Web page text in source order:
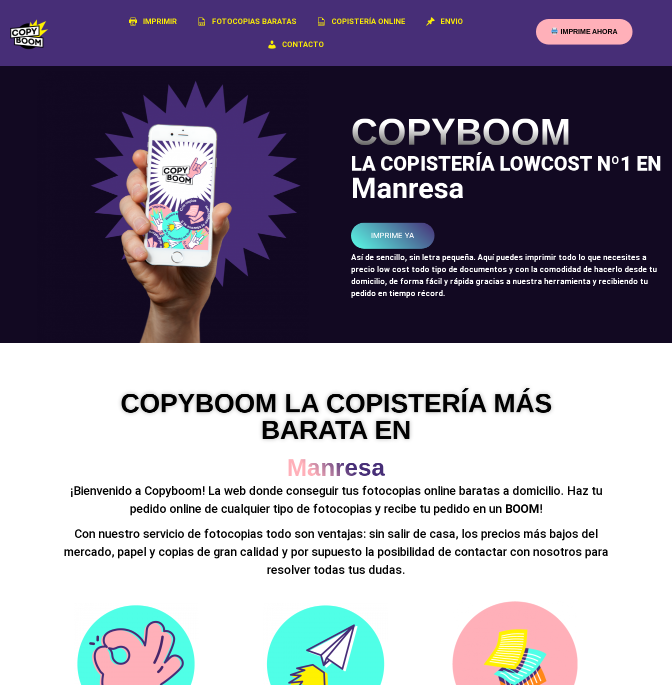
IMPRIMIR FOTOCOPIAS BARATAS COPISTERÍA ONLINE ENVIO
CONTACTO
IMPRIME AHORA
COPYBOOM
LA COPISTERÍA LOWCOST Nº1 EN
Manresa
IMPRIME YA
Así de sencillo, sin letra pequeña. Aquí puedes imprimir todo lo que necesites a
precio low cost todo tipo de documentos y con la comodidad de hacerlo desde tu
domicilio, de forma fácil y rápida gracias a nuestra herramienta y recibiendo tu
pedido en tiempo récord.
COPYBOOM LA COPISTERÍA MÁS
BARATA EN
Manresa
¡Bienvenido a Copyboom! La web donde conseguir tus fotocopias online baratas a domicilio. Haz tu
pedido online de cualquier tipo de fotocopias y recibe tu pedido en un BOOM!
Con nuestro servicio de fotocopias todo son ventajas: sin salir de casa, los precios más bajos del
mercado, papel y copias de gran calidad y por supuesto la posibilidad de contactar con nosotros para
resolver todas tus dudas.